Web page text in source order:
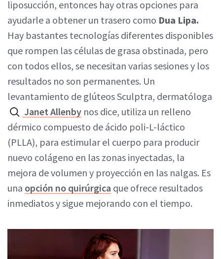
liposucción, entonces hay otras opciones para
ayudarle a obtener un trasero como Dua Lipa.
Hay bastantes tecnologías diferentes disponibles
que rompen las células de grasa obstinada, pero
con todos ellos, se necesitan varias sesiones y los
resultados no son permanentes. Un
levantamiento de glúteos Sculptra, dermatóloga
Janet Allenby nos dice, utiliza un relleno
dérmico compuesto de ácido poli-L-láctico
(PLLA), para estimular el cuerpo para producir
nuevo colágeno en las zonas inyectadas, la
mejora de volumen y proyección en las nalgas. Es
una opción no quirúrgica que ofrece resultados
inmediatos y sigue mejorando con el tiempo.